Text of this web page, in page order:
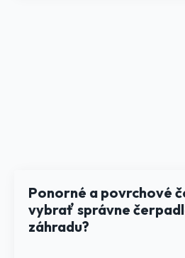
Ponorné a povrchové
vybrať správne
záhradu?